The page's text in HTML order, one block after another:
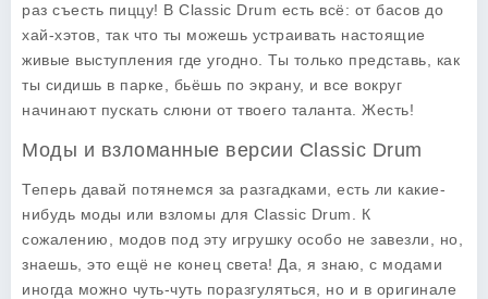
раз съесть пиццу! В Classic Drum есть всё: от басов до
хай-хэтов, так что ты можешь устраивать настоящие
живые выступления где угодно. Ты только представь, как
ты сидишь в парке, бьёшь по экрану, и все вокруг
начинают пускать слюни от твоего таланта. Жесть!
Моды и взломанные версии Classic Drum
Теперь давай потянемся за разгадками, есть ли какие-
нибудь моды или взломы для Classic Drum. К
сожалению, модов под эту игрушку особо не завезли, но,
знаешь, это ещё не конец света! Да, я знаю, с модами
иногда можно чуть-чуть поразгуляться, но и в оригинале